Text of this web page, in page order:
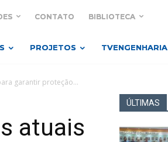
CONTATO BIBLIOTECA
PROJETOS TVENGENHARIA
garantir proteção...
atuais
ÚLTIMAS